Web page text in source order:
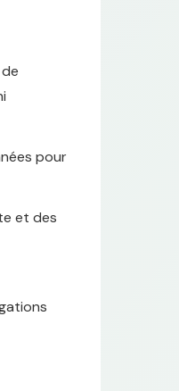
pour
et des